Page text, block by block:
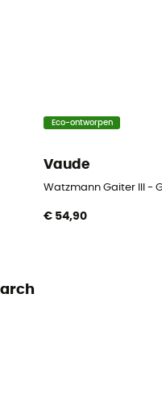
Eco-ontworpen
Vaude
Watzmann Gaiter III -
€ 54,90